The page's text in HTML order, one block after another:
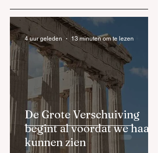
Het missende
element in je
leiderschap
De Grote Verschuiving
begint al voordat we haar
kunnen zien
4 uur geleden 13 minuten om te lezen